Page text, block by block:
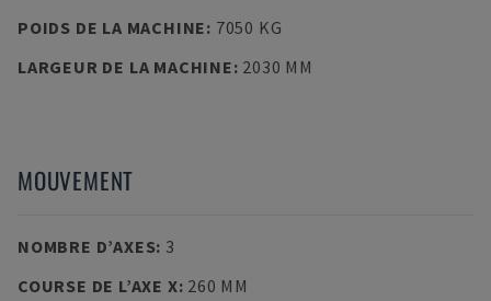
POIDS DE LA MACHINE: 7050 KG
LARGEUR DE LA MACHINE: 2030 MM
MOUVEMENT
NOMBRE D’AXES: 3
COURSE DE L’AXE X: 260 MM